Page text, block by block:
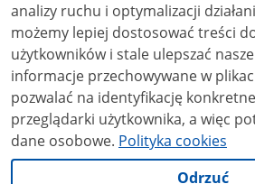
analizy ruchu i optymalizacji działania
możemy lepiej dostosować treści
użytkowników i stale ulepszać nasze usługi.
informacje przechowywane w
pozwalać na identyfikację
przeglądarki użytkownika, a więc
dane osobowe. Polityka cookies
Odrzuć